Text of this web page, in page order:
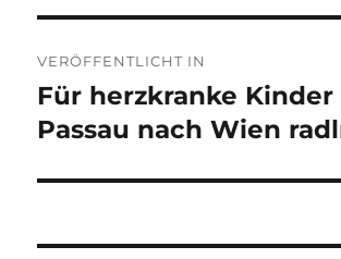
VERÖFFENTLICHT IN
Für herzkranke Kinder
Passau nach Wien